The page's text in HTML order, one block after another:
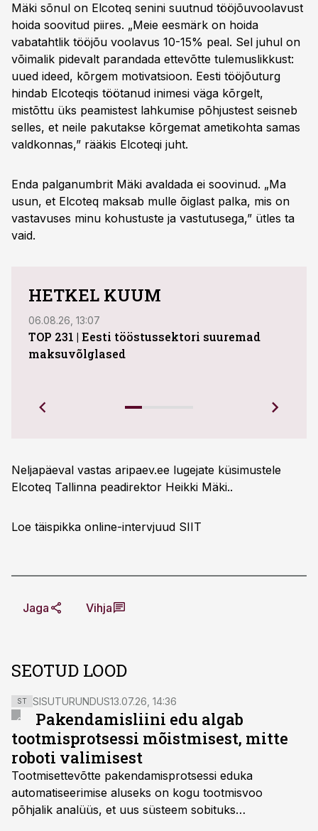
Mäki sõnul on Elcoteq senini suutnud tööjõuvoolavust
hoida soovitud piires. „Meie eesmärk on hoida
vabatahtlik tööjõu voolavus 10-15% peal. Sel juhul on
võimalik pidevalt parandada ettevõtte tulemuslikkust:
uued ideed, kõrgem motivatsioon. Eesti tööjõuturg
hindab Elcoteqis töötanud inimesi väga kõrgelt,
mistõttu üks peamistest lahkumise põhjustest seisneb
selles, et neile pakutakse kõrgemat ametikohta samas
valdkonnas,” rääkis Elcoteqi juht.
Enda palganumbrit Mäki avaldada ei soovinud. „Ma
usun, et Elcoteq maksab mulle õiglast palka, mis on
vastavuses minu kohustuste ja vastutusega,” ütles ta
vaid.
HETKEL KUUM
06.08.26, 13:07
TOP 231 | Eesti tööstussektori suuremad
maksuvõlglased
Neljapäeval vastas aripaev.ee lugejate küsimustele
Elcoteq Tallinna peadirektor Heikki Mäki..
Loe täispikka online-intervjuud SIIT
Jaga Vihja
SEOTUD LOOD
ST SISUTURUNDUS13.07.26, 14:36
Pakendamisliini edu algab
tootmisprotsessi mõistmisest, mitte
roboti valimisest
Tootmisettevõtte pakendamisprotsessi eduka
automatiseerimise aluseks on kogu tootmisvoo
põhjalik analüüs, et uus süsteem sobituks